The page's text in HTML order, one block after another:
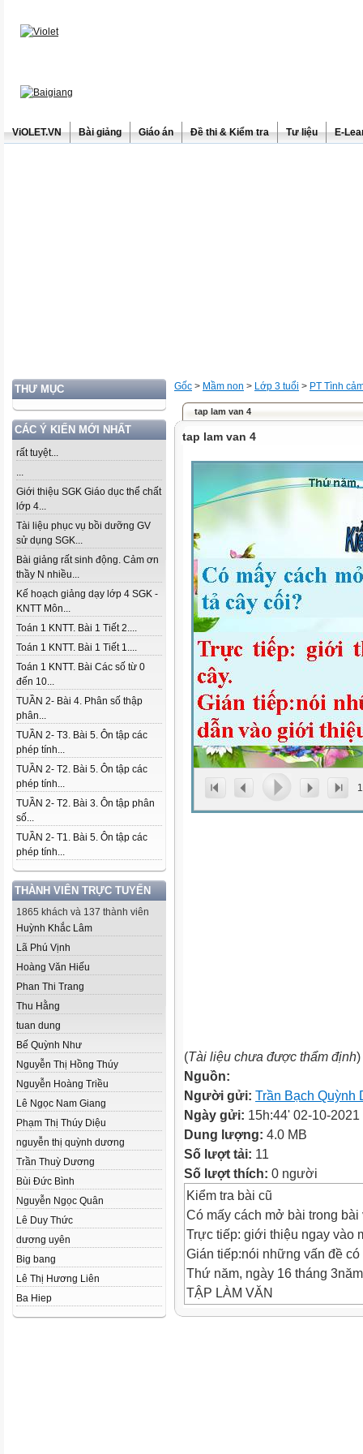
ViOLET.VN Bài giảng Giáo án Đề thi & Kiểm tra Tư liệu E-
THƯ MỤC
CÁC Ý KIẾN MỚI NHẤT
rất tuyệt...
...
Giới thiệu SGK Giáo dục thể chất
lớp 4...
Tài liệu phục vụ bồi dưỡng GV
sử dụng SGK...
Bài giảng rất sinh động. Cảm ơn
thầy N nhiều...
Kế hoạch giảng dạy lớp 4 SGK -
KNTT Môn...
Toán 1 KNTT. Bài 1 Tiết 2....
Toán 1 KNTT. Bài 1 Tiết 1....
Toán 1 KNTT. Bài Các số từ 0
đến 10...
TUẦN 2- Bài 4. Phân số thập
phân...
TUẦN 2- T3. Bài 5. Ôn tập các
phép tính...
TUẦN 2- T2. Bài 5. Ôn tập các
phép tính...
TUẦN 2- T2. Bài 3. Ôn tập phân
số...
TUẦN 2- T1. Bài 5. Ôn tập các
phép tính...
THÀNH VIÊN TRỰC TUYẾN
1865 khách và 137 thành viên
Huỳnh Khắc Lâm
Lã Phú Vịnh
Hoàng Văn Hiếu
Phan Thi Trang
Thu Hằng
tuan dung
Bế Quỳnh Như
Nguyễn Thị Hồng Thúy
Nguyễn Hoàng Triều
Lê Ngọc Nam Giang
Phạm Thị Thúy Diệu
nguyễn thị quỳnh dương
Trần Thuỳ Dương
Bùi Đức Bình
Nguyễn Ngọc Quân
Lê Duy Thức
dương uyên
Big bang
Lê Thị Hương Liên
Ba Hiep
Gốc > Mầm non > Lớp 3 tuổi > PT Tình
tap lam van 4
tap lam van 4
1
(Tài liệu chưa được thẩm định)
Nguồn:
Người gửi: Trần Bạch Quỳnh
Ngày gửi: 15h:44' 02-10-2021
Dung lượng: 4.0 MB
Số lượt tải: 11
Số lượt thích: 0 người
Kiểm tra bài cũ
Có mấy cách mở bài trong
Trực tiếp: giới thiệu ngay vào
Gián tiếp:nói những vấn đề
Thứ năm, ngày 16 tháng
TẬP LÀM VĂN